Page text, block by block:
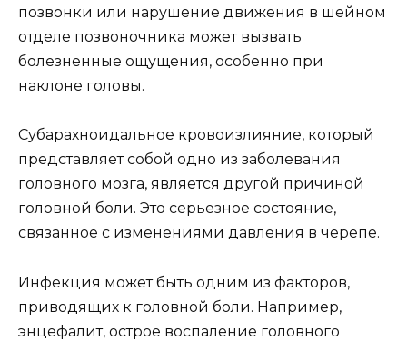
позвонки или нарушение движения в шейном
отделе позвоночника может вызвать
болезненные ощущения, особенно при
наклоне головы.
Субарахноидальное кровоизлияние, который
представляет собой одно из заболевания
головного мозга, является другой причиной
головной боли. Это серьезное состояние,
связанное с изменениями давления в черепе.
Инфекция может быть одним из факторов,
приводящих к головной боли. Например,
энцефалит, острое воспаление головного